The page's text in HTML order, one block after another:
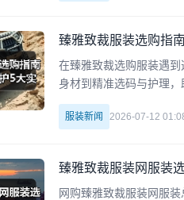
臻雅致裁服装选购指
在臻雅致裁选购服装遇
身材到精准选码与护理
服装新闻 2026-07-12
臻雅致裁服装网服装
网购臻雅致裁服装网服